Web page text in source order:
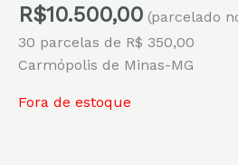
R$10.500,00 (parcelado
30 parcelas de R$ 350,00
Carmópolis de Minas-MG
Fora de estoque